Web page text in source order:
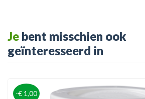
Je bent misschien ook
geïnteresseerd in
-€ 1,00